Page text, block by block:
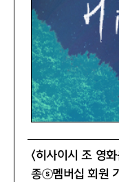
〈히사이시 조 영
종ⓢ멤버십 회원